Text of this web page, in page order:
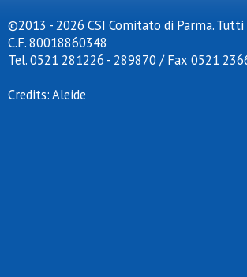
©2013 - 2026 CSI Comitato di Parma.
C.F. 80018860348
Tel. 0521 281226 - 289870 / Fax 0521
Credits:Aleide